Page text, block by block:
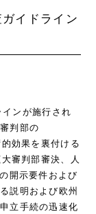
ガイドライン
ンが施行され
判部の
効果を裏付ける
審判部審決、人
開示要件および
説明および欧州
立手続の迅速化